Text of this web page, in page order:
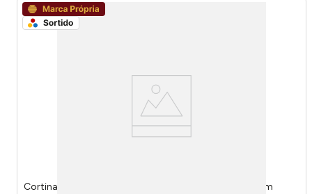
Cortina Box Estampa Sortida Plástico PEVA 178x183cm